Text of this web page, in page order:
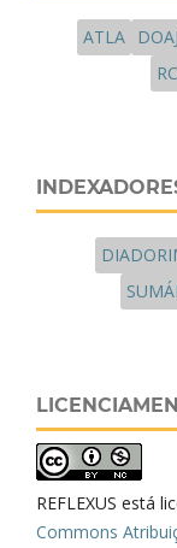
ATLA DOAJ
REFLEXUS está
Commons